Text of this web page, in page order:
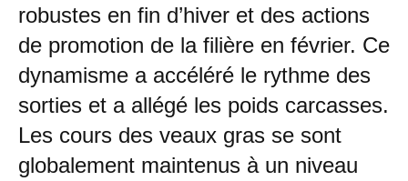
robustes en fin d’hiver et des actions
de promotion de la filière en février. Ce
dynamisme a accéléré le rythme des
sorties et a allégé les poids carcasses.
Les cours des veaux gras se sont
globalement maintenus à un niveau